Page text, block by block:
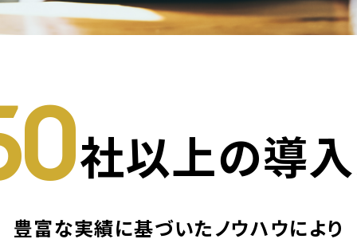
社以上の導
豊富な実績に基づいたノウハウにより